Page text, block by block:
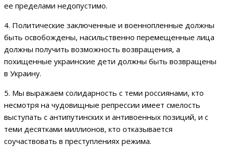
ее пределами недопустимо.
4. Политические заключенные и военнопленные должны
быть освобождены, насильственно перемещенные лица
должны получить возможность возвращения, а
похищенные украинские дети должны быть возвращены
в Украину.
5. Мы выражаем солидарность с теми россиянами, кто
несмотря на чудовищные репрессии имеет смелость
выступать с антипутинских и антивоенных позиций, и с
теми десятками миллионов, кто отказывается
соучаствовать в преступлениях режима.